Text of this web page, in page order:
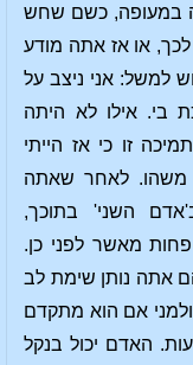
במעופה, כשם שחש
או אז אתה מודע
למשל: אני ניצב על
בי. אילו לא היתה
זו כי אז הייתי
משהו. לאחר שאתה
השני' בתוכך,
מאשר לפני כן.
אתה נותן שימת לב
אם הוא מתקדם
האדם יכול בנקל